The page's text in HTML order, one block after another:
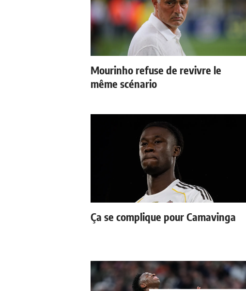
Mourinho refuse de revivre le
même scénario
Ça se complique pour Camavinga